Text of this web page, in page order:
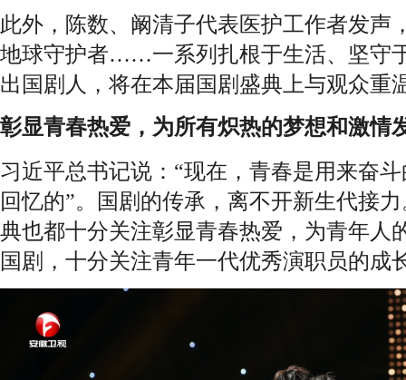
此外，陈数、阚清子代表医护工作者发声
地球守护者……一系列扎根于生活、坚守
出国剧人，将在本届国剧盛典上与观众重
彰显青春热爱，为所有炽热的梦想和激情
习近平总书记说：“现在，青春是用来奋
回忆的”。国剧的传承，离不开新生代接
典也都十分关注彰显青春热爱，为青年人
国剧，十分关注青年一代优秀演职员的成